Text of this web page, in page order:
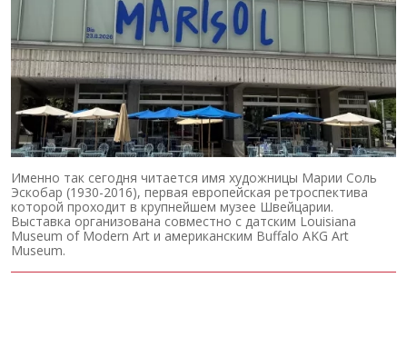
Именно так сегодня читается имя художницы Марии Соль
Эскобар (1930-2016), первая европейская ретроспектива
которой проходит в крупнейшем музее Швейцарии.
Выставка организована совместно с датским Louisiana
Museum of Modern Art и американским Buffalo AKG Art
Museum.